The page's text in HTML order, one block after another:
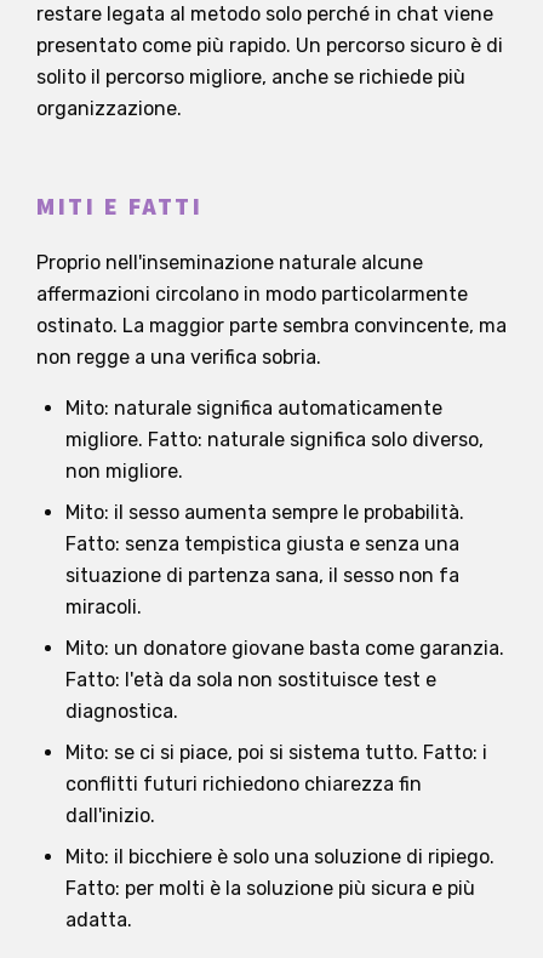
restare legata al metodo solo perché in chat viene
presentato come più rapido. Un percorso sicuro è di
solito il percorso migliore, anche se richiede più
organizzazione.
MITI E FATTI
Proprio nell'inseminazione naturale alcune
affermazioni circolano in modo particolarmente
ostinato. La maggior parte sembra convincente, ma
non regge a una verifica sobria.
Mito: naturale significa automaticamente
migliore. Fatto: naturale significa solo diverso,
non migliore.
Mito: il sesso aumenta sempre le probabilità.
Fatto: senza tempistica giusta e senza una
situazione di partenza sana, il sesso non fa
miracoli.
Mito: un donatore giovane basta come garanzia.
Fatto: l'età da sola non sostituisce test e
diagnostica.
Mito: se ci si piace, poi si sistema tutto. Fatto: i
conflitti futuri richiedono chiarezza fin
dall'inizio.
Mito: il bicchiere è solo una soluzione di ripiego.
Fatto: per molti è la soluzione più sicura e più
adatta.